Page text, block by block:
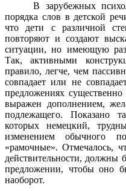
В зарубежных
порядка слов в детской
что дети с различной
повторяют и создают
ситуации, но имеющую
Так, активными
правило, легче, чем
совпадает или не
предложениях
выражен дополнением,
подлежащего. Показано
которых немецкий,
изменением обычного
«рамочные». Отмечалось,
действительности, должны
предложении, чтобы оно
наоборот.